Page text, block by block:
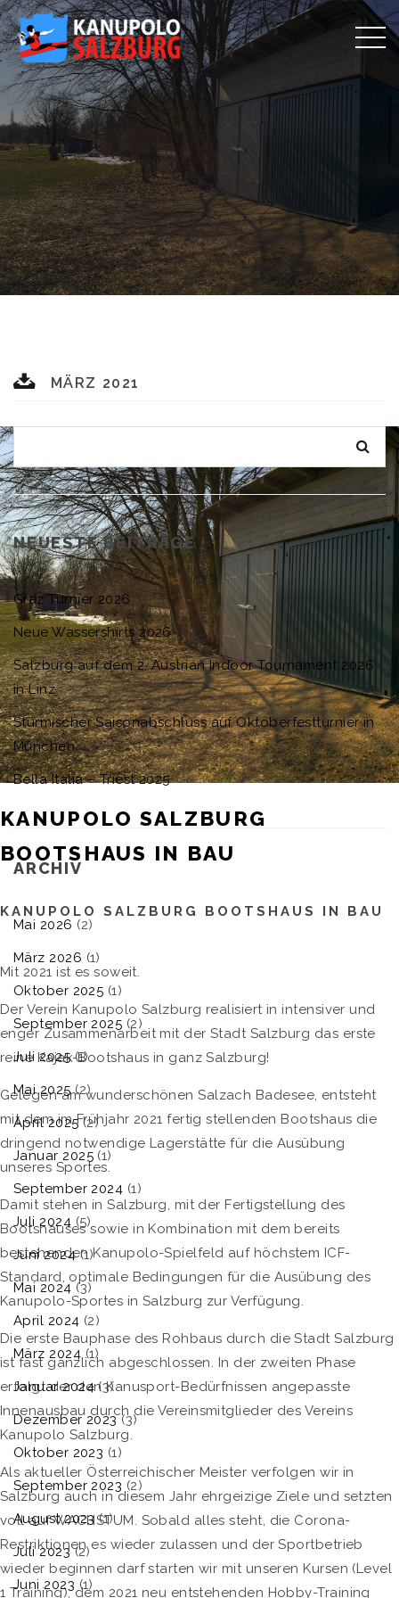
MÄRZ 2021
KANUPOLO SALZBURG
BOOTSHAUS IN BAU
KANUPOLO SALZBURG BOOTSHAUS IN BAU
Mit 2021 ist es soweit.
Der Verein Kanupolo Salzburg realisiert in intensiver und
enger Zusammenarbeit mit der Stadt Salzburg das erste
reine Kajak-Bootshaus in ganz Salzburg!
Gelegen am wunderschönen Salzach Badesee, entsteht
mit dem im Frühjahr 2021 fertig stellenden Bootshaus die
dringend notwendige Lagerstätte für die Ausübung
unseres Sportes.
Damit stehen in Salzburg, mit der Fertigstellung des
Bootshauses sowie in Kombination mit dem bereits
bestehenden Kanupolo-Spielfeld auf höchstem ICF-
Standard, optimale Bedingungen für die Ausübung des
Kanupolo-Sportes in Salzburg zur Verfügung.
Die erste Bauphase des Rohbaus durch die Stadt Salzburg
ist fast gänzlich abgeschlossen. In der zweiten Phase
erfolgt der den Kanusport-Bedürfnissen angepasste
Innenausbau durch die Vereinsmitglieder des Vereins
Kanupolo Salzburg.
Als aktueller Österreichischer Meister verfolgen wir in
Salzburg auch in diesem Jahr ehrgeizige Ziele und setzten
voll auf WACHSTUM. Sobald alles steht, die Corona-
Restriktionen es wieder zulassen und der Sportbetrieb
wieder beginnen darf starten wir mit unseren Kursen (Level
1 Training), dem 2021 neu entstehenden Hobby-Training
NEUESTE BEITRÄGE
Graz Turnier 2026
Neue Wassershirts 2026
Salzburg auf dem 2. Austrian Indoor Tournament 2026
in Linz
Stürmischer Saisonabschluss auf Oktoberfestturnier in
München
Bella Italia – Triest 2025
ARCHIV
Mai 2026 (2)
März 2026 (1)
Oktober 2025 (1)
September 2025 (2)
Juli 2025(1)
Mai 2025(2)
April 2025(2)
Januar 2025(1)
September 2024 (1)
Juli 2024 (5)
Juni 2024(1)
Mai 2024 (3)
April 2024 (2)
März 2024(1)
Januar 2024(3)
Dezember 2023(3)
Oktober 2023 (1)
September 2023 (2)
August 2023(1)
Juli 2023(2)
Juni 2023 (1)